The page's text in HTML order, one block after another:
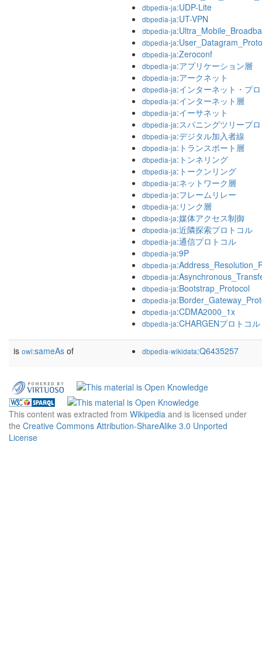
dbpedia-ja:UDP-Lite
dbpedia-ja:UT-VPN
dbpedia-ja
dbpedia-ja
dbpedia-ja:Zeroconf
dbpedia-ja:アプリケーション層
dbpedia-ja:アークネット
dbpedia-ja:インターネット・プ
dbpedia-ja:インターネット層
dbpedia-ja:イーサネット
dbpedia-ja:スパニングツリープ
dbpedia-ja:デジタル加入者線
dbpedia-ja:トランスポート層
dbpedia-ja:トンネリング
dbpedia-ja:トークンリング
dbpedia-ja:ネットワーク層
dbpedia-ja:フレームリレー
dbpedia-ja:リンク層
dbpedia-ja:媒体アクセス制御
dbpedia-ja:近隣探索プロトコル
dbpedia-ja:通信プロトコル
dbpedia-ja:9P
dbpedia-ja
dbpedia-ja
dbpedia-ja:Bootstrap_Protocol
dbpedia-ja
dbpedia-ja:CDMA2000_1x
dbpedia-ja:CHARGENプロトコル
is owl:sameAs of dbpedia-wikidata:Q6435257
This content was extracted from Wikipedia and is licensed under
the Creative Commons Attribution-ShareAlike 3.0 Unported
License